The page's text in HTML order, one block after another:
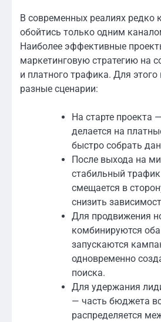
В современных реалиях редко
обойтись только одним
Наиболее эффективные
маркетинговую стратегию на
и платного трафика. Для
разные сценарии:
На старте проекта
делается на
быстро собрать
После выхода на
стабильный
смещается в
снизить
Для продвижения
комбинируются
запускаются
одновременно
поиска.
Для удержания
— часть бюджета
распределяется